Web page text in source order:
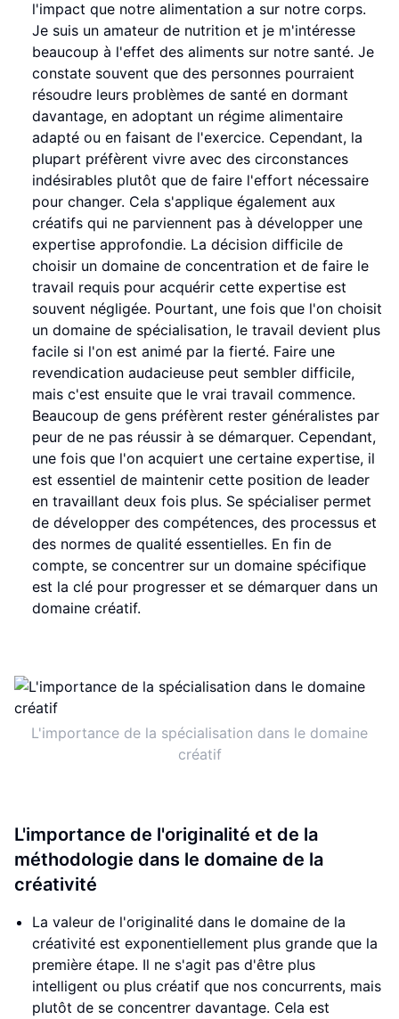
l'impact que notre alimentation a sur notre corps.
Je suis un amateur de nutrition et je m'intéresse
beaucoup à l'effet des aliments sur notre santé. Je
constate souvent que des personnes pourraient
résoudre leurs problèmes de santé en dormant
davantage, en adoptant un régime alimentaire
adapté ou en faisant de l'exercice. Cependant, la
plupart préfèrent vivre avec des circonstances
indésirables plutôt que de faire l'effort nécessaire
pour changer. Cela s'applique également aux
créatifs qui ne parviennent pas à développer une
expertise approfondie. La décision difficile de
choisir un domaine de concentration et de faire le
travail requis pour acquérir cette expertise est
souvent négligée. Pourtant, une fois que l'on choisit
un domaine de spécialisation, le travail devient plus
facile si l'on est animé par la fierté. Faire une
revendication audacieuse peut sembler difficile,
mais c'est ensuite que le vrai travail commence.
Beaucoup de gens préfèrent rester généralistes par
peur de ne pas réussir à se démarquer. Cependant,
une fois que l'on acquiert une certaine expertise, il
est essentiel de maintenir cette position de leader
en travaillant deux fois plus. Se spécialiser permet
de développer des compétences, des processus et
des normes de qualité essentielles. En fin de
compte, se concentrer sur un domaine spécifique
est la clé pour progresser et se démarquer dans un
domaine créatif.
L'importance de la spécialisation dans le domaine
créatif
L'importance de l'originalité et de la
méthodologie dans le domaine de la
créativité
La valeur de l'originalité dans le domaine de la
créativité est exponentiellement plus grande que la
première étape. Il ne s'agit pas d'être plus
intelligent ou plus créatif que nos concurrents, mais
plutôt de se concentrer davantage. Cela est